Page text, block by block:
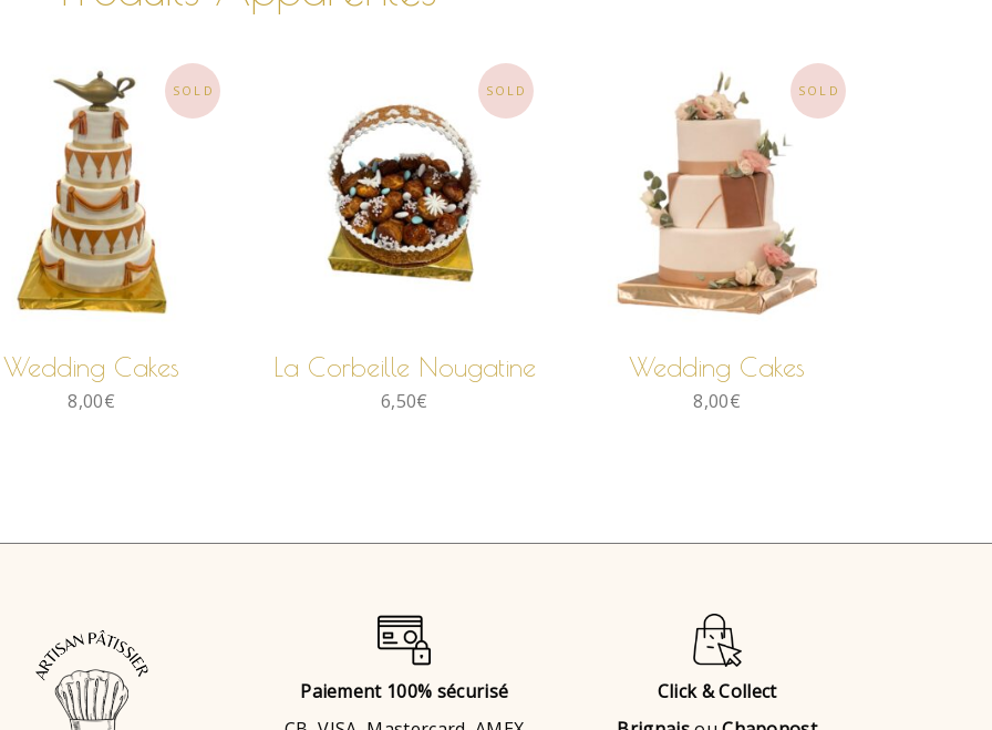
SOLD
LIRE LA SUITE
Wedding Cakes
8,00€
SOLD
La Corbeille Nougatine
6,50€
SOLD
LIRE LA SUITE
Wedding Cakes
8,00€
Paiement 100% sécurisé
Click & Collect